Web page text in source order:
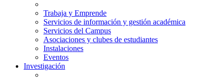
Trabaja y Emprende
Servicios de información y gestión académica
Servicios del Campus
Asociaciones y clubes de estudiantes
Instalaciones
Eventos
Investigación